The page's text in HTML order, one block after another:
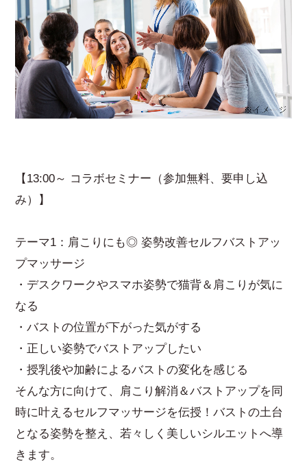
【13:00～ コラボセミナー（参加無料、要申し込
み）】
テーマ1：肩こりにも◎ 姿勢改善セルフバストアッ
プマッサージ
・デスクワークやスマホ姿勢で猫背＆肩こりが気に
なる
・バストの位置が下がった気がする
・正しい姿勢でバストアップしたい
・授乳後や加齢によるバストの変化を感じる
そんな方に向けて、肩こり解消＆バストアップを同
時に叶えるセルフマッサージを伝授！バストの土台
となる姿勢を整え、若々しく美しいシルエットへ導
きます。